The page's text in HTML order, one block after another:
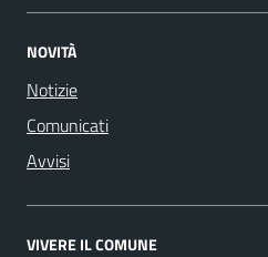
NOVITÀ
Notizie
Comunicati
Avvisi
VIVERE IL COMUNE